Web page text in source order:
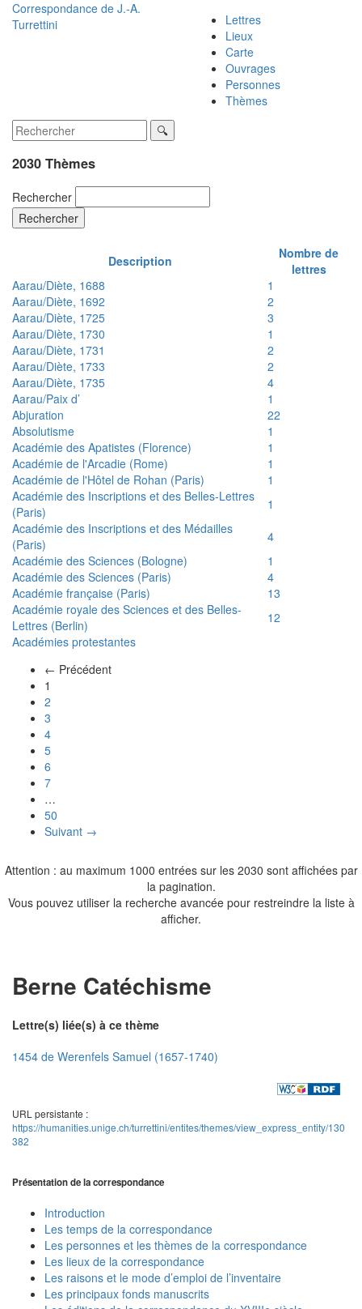
Correspondance de J.-A.
Turrettini
Lettres
Lieux
Carte
Ouvrages
Personnes
Thèmes
2030 Thèmes
Rechercher
Rechercher
Description
Nombre de
lettres
Aarau/Diète, 1688
1
Aarau/Diète, 1692
2
Aarau/Diète, 1725
3
Aarau/Diète, 1730
1
Aarau/Diète, 1731
2
Aarau/Diète, 1733
2
Aarau/Diète, 1735
4
Aarau/Paix d’
1
Abjuration
22
Absolutisme
1
Académie des Apatistes (Florence)
1
Académie de l'Arcadie (Rome)
1
Académie de l'Hôtel de Rohan (Paris)
1
Académie des Inscriptions et des Belles-Lettres
(Paris)
1
Académie des Inscriptions et des Médailles
(Paris)
4
Académie des Sciences (Bologne)
1
Académie des Sciences (Paris)
4
Académie française (Paris)
13
Académie royale des Sciences et des Belles-
Lettres (Berlin)
12
Académies protestantes
← Précédent
1
2
3
4
5
6
7
…
50
Suivant →
Attention : au maximum 1000 entrées sur les 2030 sont affichées par
la pagination.
Vous pouvez utiliser la recherche avancée pour restreindre la liste à
afficher.
Berne Catéchisme
Lettre(s) liée(s) à ce thème
1454 de Werenfels Samuel (1657-1740)
URL persistante :
https://humanities.unige.ch/turrettini/entites/themes/view_express_entity/130
382
Présentation de la correspondance
Introduction
Les temps de la correspondance
Les personnes et les thèmes de la correspondance
Les lieux de la correspondance
Les raisons et le mode d’emploi de l’inventaire
Les principaux fonds manuscrits